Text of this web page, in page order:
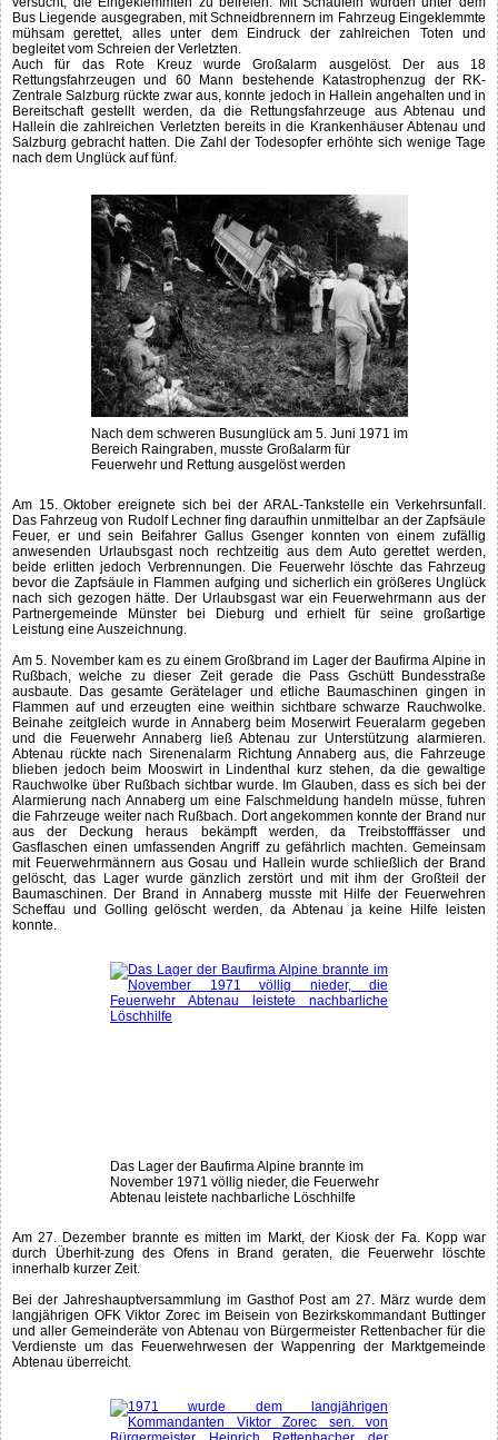
Bus Liegende ausgegraben, mit Schneidbrennern im Fahrzeug Eingeklemmte
mühsam gerettet, alles unter dem Eindruck der zahlreichen Toten und
begleitet vom Schreien der Verletzten.
Auch für das Rote Kreuz wurde Großalarm ausgelöst. Der aus 18
Rettungsfahrzeugen und 60 Mann bestehende Katastrophenzug der RK-
Zentrale Salzburg rückte zwar aus, konnte jedoch in Hallein angehalten und in
Bereitschaft gestellt werden, da die Rettungsfahrzeuge aus Abtenau und
Hallein die zahlreichen Verletzten bereits in die Krankenhäuser Abtenau und
Salzburg gebracht hatten. Die Zahl der Todesopfer erhöhte sich wenige Tage
nach dem Unglück auf fünf.
Nach dem schweren Busunglück am 5. Juni 1971 im
Bereich Raingraben, musste Großalarm für
Feuerwehr und Rettung ausgelöst werden
Am 15. Oktober ereignete sich bei der ARAL-Tankstelle ein Verkehrsunfall.
Das Fahrzeug von Rudolf Lechner fing daraufhin unmittelbar an der Zapfsäule
Feuer, er und sein Beifahrer Gallus Gsenger konnten von einem zufällig
anwesenden Urlaubsgast noch rechtzeitig aus dem Auto gerettet werden,
beide erlitten jedoch Verbrennungen. Die Feuerwehr löschte das Fahrzeug
bevor die Zapfsäule in Flammen aufging und sicherlich ein größeres Unglück
nach sich gezogen hätte. Der Urlaubsgast war ein Feuerwehrmann aus der
Partnergemeinde Münster bei Dieburg und erhielt für seine großartige
Leistung eine Auszeichnung.
Am 5. November kam es zu einem Großbrand im Lager der Baufirma Alpine in
Rußbach, welche zu dieser Zeit gerade die Pass Gschütt Bundesstraße
ausbaute. Das gesamte Gerätelager und etliche Baumaschinen gingen in
Flammen auf und erzeugten eine weithin sichtbare schwarze Rauchwolke.
Beinahe zeitgleich wurde in Annaberg beim Moserwirt Feueralarm gegeben
und die Feuerwehr Annaberg ließ Abtenau zur Unterstützung alarmieren.
Abtenau rückte nach Sirenenalarm Richtung Annaberg aus, die Fahrzeuge
blieben jedoch beim Mooswirt in Lindenthal kurz stehen, da die gewaltige
Rauchwolke über Rußbach sichtbar wurde. Im Glauben, dass es sich bei der
Alarmierung nach Annaberg um eine Falschmeldung handeln müsse, fuhren
die Fahrzeuge weiter nach Rußbach. Dort angekommen konnte der Brand nur
aus der Deckung heraus bekämpft werden, da Treibstofffässer und
Gasflaschen einen umfassenden Angriff zu gefährlich machten. Gemeinsam
mit Feuerwehrmännern aus Gosau und Hallein wurde schließlich der Brand
gelöscht, das Lager wurde gänzlich zerstört und mit ihm der Großteil der
Baumaschinen. Der Brand in Annaberg musste mit Hilfe der Feuerwehren
Scheffau und Golling gelöscht werden, da Abtenau ja keine Hilfe leisten
konnte.
Das Lager der Baufirma Alpine brannte im
November 1971 völlig nieder, die Feuerwehr
Abtenau leistete nachbarliche Löschhilfe
Am 27. Dezember brannte es mitten im Markt, der Kiosk der Fa. Kopp war
durch Überhit-zung des Ofens in Brand geraten, die Feuerwehr löschte
innerhalb kurzer Zeit.
Bei der Jahreshauptversammlung im Gasthof Post am 27. März wurde dem
langjährigen OFK Viktor Zorec im Beisein von Bezirkskommandant Buttinger
und aller Gemeinderäte von Abtenau von Bürgermeister Rettenbacher für die
Verdienste um das Feuerwehrwesen der Wappenring der Marktgemeinde
Abtenau überreicht.